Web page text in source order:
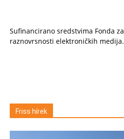
Sufinancirano sredstvima Fonda
raznovrsnosti elektroničkih medija.
Friss hírek